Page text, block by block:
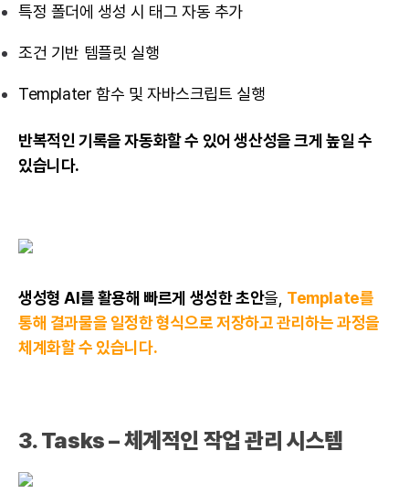
특정 폴더에 생성 시 태그 자동 추가
조건 기반 템플릿 실행
Templater 함수 및 자바스크립트 실행
반복적인 기록을 자동화할 수 있어 생산성을 크게 높일 수
있습니다.
생성형 AI를 활용해 빠르게 생성한 초안을, Template를
통해 결과물을 일정한 형식으로 저장하고 관리하는 과정을
체계화할 수 있습니다.
3. Tasks – 체계적인 작업 관리 시스템